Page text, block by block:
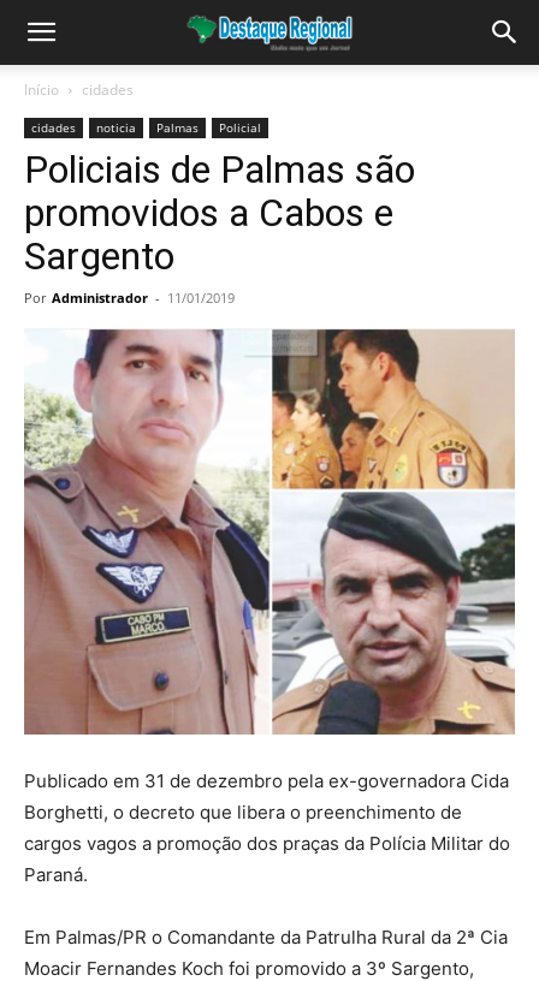
Início cidades
cidades noticia Palmas Policial
Policiais de Palmas são
promovidos a Cabos e
Sargento
Por Administrador - 11/01/2019
Publicado em 31 de dezembro pela ex-governadora Cida
Borghetti, o decreto que libera o preenchimento de
cargos vagos a promoção dos praças da Polícia Militar do
Paraná.
Em Palmas/PR o Comandante da Patrulha Rural da 2ª Cia
Moacir Fernandes Koch foi promovido a 3º Sargento,